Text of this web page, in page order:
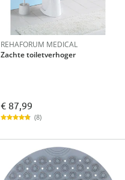
REHAFORUM MEDICAL
Zachte toiletverhoger
€ 87,99
(8)